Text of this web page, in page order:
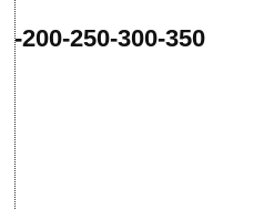
200-250-300-350